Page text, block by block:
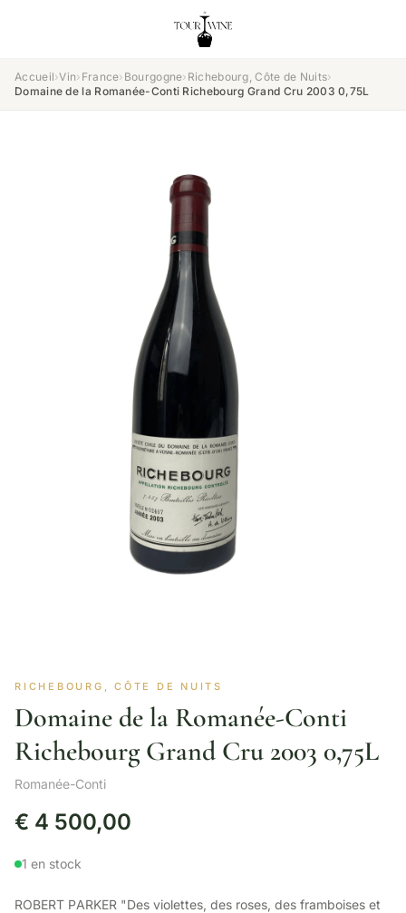
Accueil›Vin› France› Bourgogne› Richebourg, Côte de Nuits›
Domaine de la Romanée-Conti Richebourg Grand Cru 2003 0,75L
RICHEBOURG, CÔTE DE NUITS
Domaine de la Romanée-Conti
Richebourg Grand Cru 2003 0,75L
Romanée-Conti
€ 4 500,00
1 en stock
ROBERT PARKER "Des violettes, des roses, des framboises et